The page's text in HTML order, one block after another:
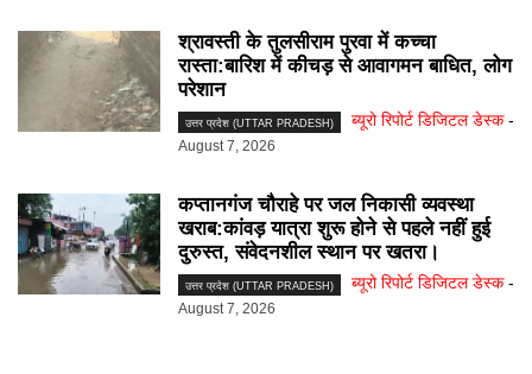
श्रावस्ती के तुलसीराम पुरवा में कच्चा
रास्ता:बारिश में कीचड़ से आवागमन बाधित, लोग
परेशान
उत्तर प्रदेश (UTTAR PRADESH) ब्यूरो रिपोर्ट डिजिटल डेस्क -
August 7, 2026
कप्तानगंज चौराहे पर जल निकासी व्यवस्था
खराब:कांवड़ यात्रा शुरू होने से पहले नहीं हुई
दुरुस्त, संवेदनशील स्थान पर खतरा।
उत्तर प्रदेश (UTTAR PRADESH) ब्यूरो रिपोर्ट डिजिटल डेस्क -
August 7, 2026